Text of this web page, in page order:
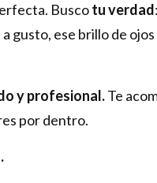
Buscotu verdad
gusto, ese brillo de ojos
y profesional.Te
por dentro.